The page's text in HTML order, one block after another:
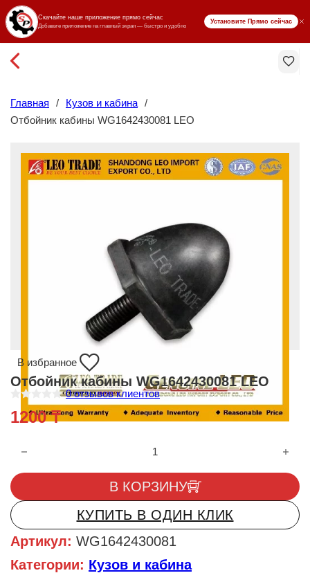
₸ KZT
Главная / Кузов и кабина /
Отбойник кабины WG1642430081 LEO
В избранное
Отбойник кабины WG1642430081 LEO
ц
е
и
з
5
0отзывов клиентов
1200₸
Количество товара Отбойник кабины WG1642430081 LEO
В КОРЗИНУ
КУПИТЬ В ОДИН КЛИК
Артикул: WG1642430081
Категории: Кузов и кабина